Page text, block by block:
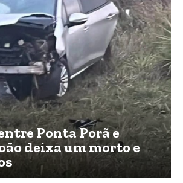
Ponta Porã e
deixa um morto e